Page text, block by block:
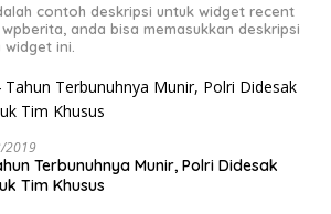
contoh deskripsi untuk widget recent
anda bisa memasukkan deskripsi
widget ini.
2019
Terbunuhnya Munir, Polri Didesak
Tim Khusus